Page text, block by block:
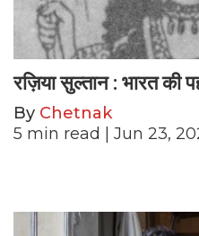
रज़िया सुल्तान : भारत की
By Chetnak
5 min read | Jun 23,